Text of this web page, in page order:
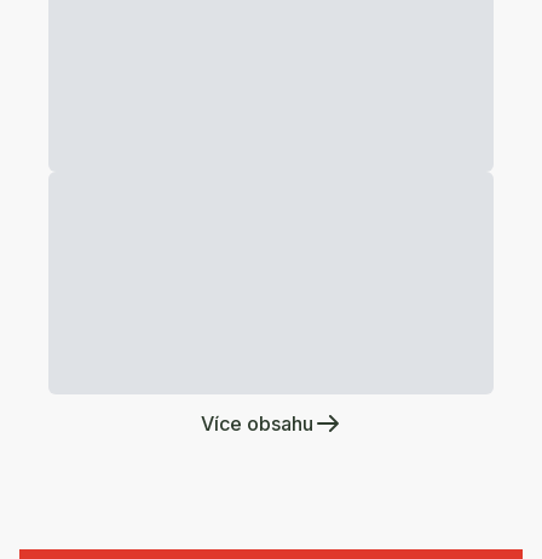
Více obsahu